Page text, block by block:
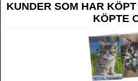
KUNDER SOM HAR
KÖPTE